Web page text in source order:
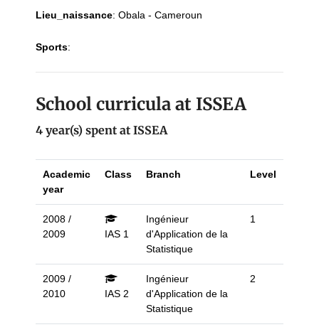
Lieu_naissance: Obala - Cameroun
Sports:
School curricula at ISSEA
4 year(s) spent at ISSEA
Academic
year
Class Branch Level
2008 /
2009
IAS 1
Ingénieur
d'Application de la
Statistique
1
2009 /
2010
IAS 2
Ingénieur
d'Application de la
Statistique
2